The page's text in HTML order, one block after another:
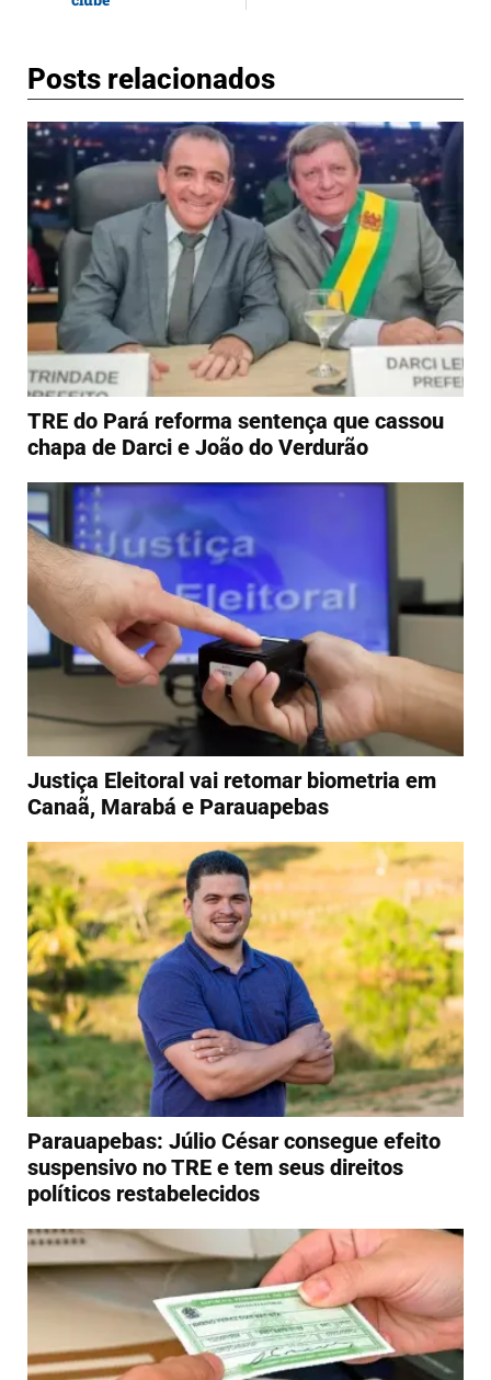
Posts relacionados
TRE do Pará reforma sentença que cassou
chapa de Darci e João do Verdurão
Justiça Eleitoral vai retomar biometria em
Canaã, Marabá e Parauapebas
Parauapebas: Júlio César consegue efeito
suspensivo no TRE e tem seus direitos
políticos restabelecidos